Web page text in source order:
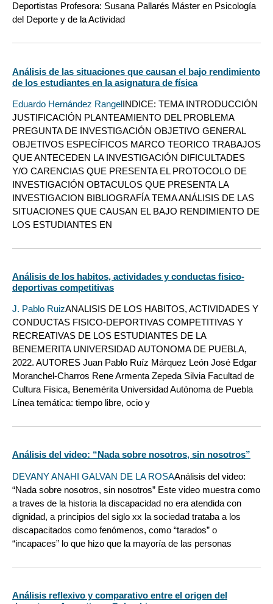
Deportistas Profesora: Susana Pallarés Máster en Psicología
del Deporte y de la Actividad
Análisis de las situaciones que causan el bajo rendimiento
de los estudiantes en la asignatura de física
Eduardo Hernández RangelINDICE: TEMA INTRODUCCIÓN
JUSTIFICACIÓN PLANTEAMIENTO DEL PROBLEMA
PREGUNTA DE INVESTIGACIÓN OBJETIVO GENERAL
OBJETIVOS ESPECÍFICOS MARCO TEORICO TRABAJOS
QUE ANTECEDEN LA INVESTIGACIÓN DIFICULTADES
Y/O CARENCIAS QUE PRESENTA EL PROTOCOLO DE
INVESTIGACIÓN OBTACULOS QUE PRESENTA LA
INVESTIGACION BIBLIOGRAFÍA TEMA ANÁLISIS DE LAS
SITUACIONES QUE CAUSAN EL BAJO RENDIMIENTO DE
LOS ESTUDIANTES EN
Análisis de los habitos, actividades y conductas fisico-
deportivas competitivas
J. Pablo RuizANALISIS DE LOS HABITOS, ACTIVIDADES Y
CONDUCTAS FISICO-DEPORTIVAS COMPETITIVAS Y
RECREATIVAS DE LOS ESTUDIANTES DE LA
BENEMERITA UNIVERSIDAD AUTONOMA DE PUEBLA,
2022. AUTORES Juan Pablo Ruíz Márquez León José Edgar
Moranchel-Charros Rene Armenta Zepeda Silvia Facultad de
Cultura Física, Benemérita Universidad Autónoma de Puebla
Línea temática: tiempo libre, ocio y
Análisis del video: “Nada sobre nosotros, sin nosotros”
DEVANY ANAHI GALVAN DE LA ROSAAnálisis del video:
“Nada sobre nosotros, sin nosotros” Este video muestra como
a traves de la historia la discapacidad no era atendida con
dignidad, a principios del siglo xx la sociedad trataba a los
discapacitados como fenómenos, como “tarados” o
“incapaces” lo que hizo que la mayoría de las personas
Análisis reflexivo y comparativo entre el origen del